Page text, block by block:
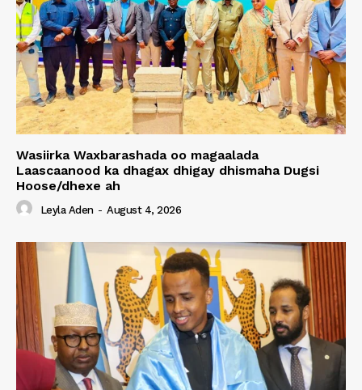
Wasiirka Waxbarashada oo magaalada
Laascaanood ka dhagax dhigay dhismaha Dugsi
Hoose/dhexe ah
Leyla Aden - August 4, 2026